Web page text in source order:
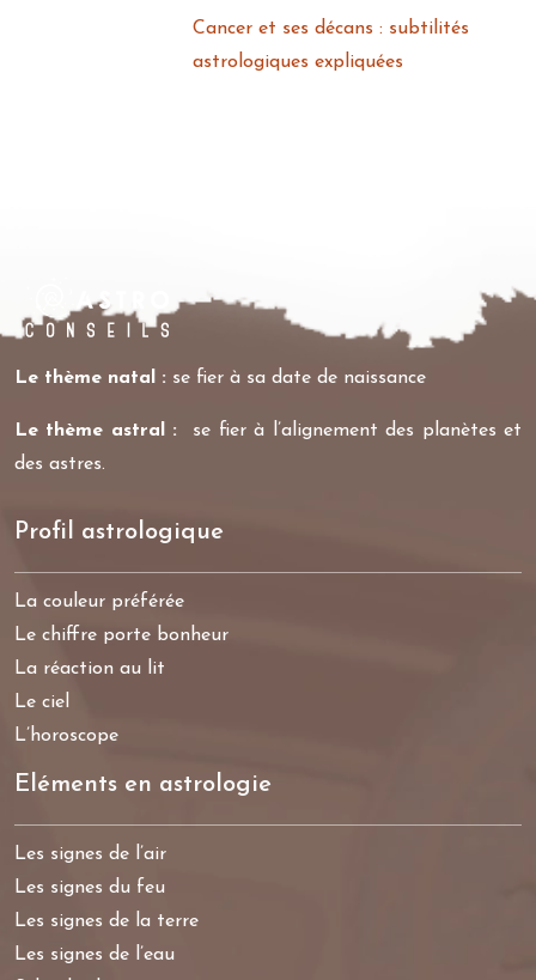
Cancer et ses décans : subtilités
astrologiques expliquées
Le thème natal : se fier à sa date de naissance
Le thème astral :
se fier à l’alignement des planètes et
des astres.
Profil astrologique
La couleur préférée
Le chiffre porte bonheur
La réaction au lit
Le ciel
L’horoscope
Eléments en astrologie
Les signes de l’air
Les signes du feu
Les signes de la terre
Les signes de l’eau